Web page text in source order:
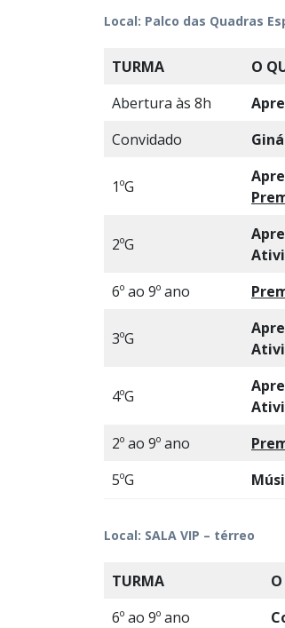
Local: Palco das Quadras
TURMA
O
Abertura às 8h
Convidado
1ºG
2ºG
6º ao 9º ano
3ºG
4ºG
2º ao 9º ano
5ºG
Local: SALA VIP – térreo
TURMA
6º ao 9º ano